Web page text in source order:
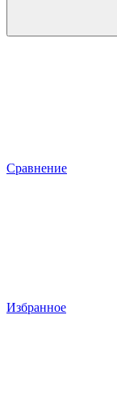
Сравнение
Избранное